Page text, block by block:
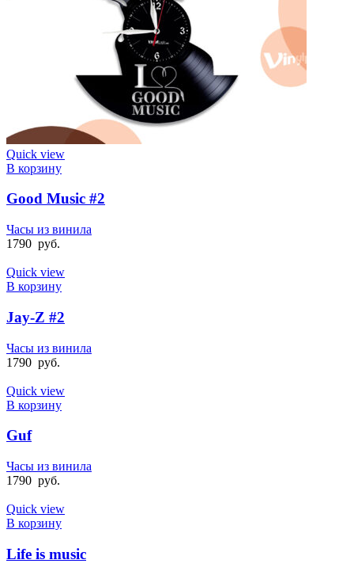
Quick view
В корзину
Good Music #2
Часы из винила
1790 руб.
Quick view
В корзину
Jay-Z #2
Часы из винила
1790 руб.
Quick view
В корзину
Guf
Часы из винила
1790 руб.
Quick view
В корзину
Life is music